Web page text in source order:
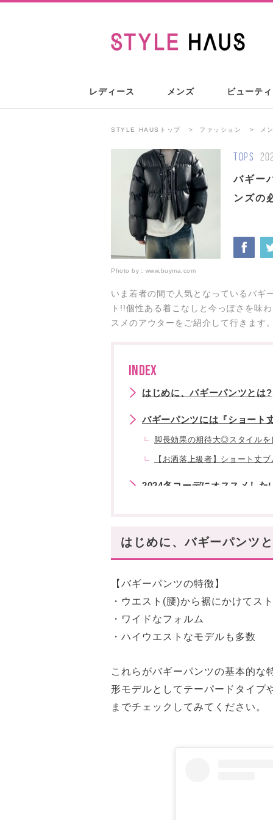
レディース メンズ ビューテ
STYLE HAUSトップ ファッション メ
TOPS
バギー
ンズの
Photo by： www.buyma.com
いま若者の間で人気となっているバギ
ト!!個性ある着こなしと今っぽさを味
スメのアウターをご紹介して行きます
INDEX
はじめに、バギーパンツとは?
バギーパンツには『ショート
脚長効果の期待大◎スタイルを
【お洒落上級者】ショート丈
2024冬コーデにオススメした
✔︎インナーとしても使えるニッ
はじめに、バギーパンツ
【バギーパンツの特徴】
・ウエスト(腰)から裾にかけてス
・ワイドなフォルム
・ハイウエストなモデルも多数
これらがバギーパンツの基本的な
形モデルとしてテーパードタイプ
までチェックしてみてください。